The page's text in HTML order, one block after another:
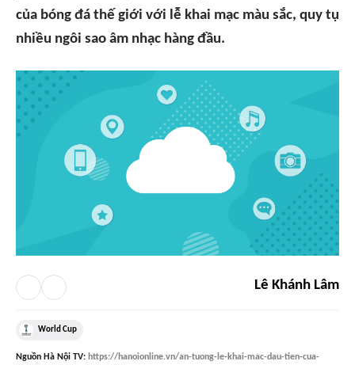
của bóng đá thế giới với lễ khai mạc màu sắc, quy tụ
nhiều ngôi sao âm nhạc hàng đầu.
Lê Khánh Lâm
World Cup
Nguồn Hà Nội TV: https://hanoionline.vn/an-tuong-le-khai-mac-dau-tien-cua-